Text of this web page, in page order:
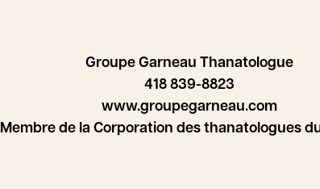
Groupe Garneau Thanatologue
418 839-8823
www.groupegarneau.com
Membre de la Corporation des thanatologues